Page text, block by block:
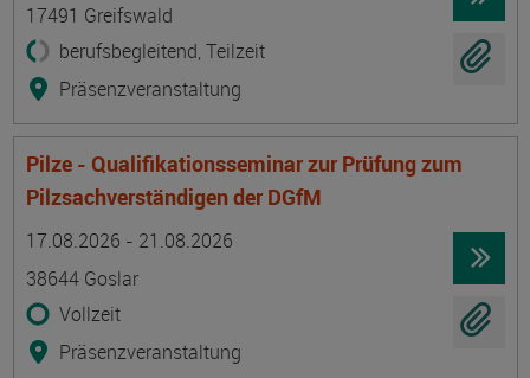
17491 Greifswald
berufsbegleitend, Teilzeit
Präsenzveranstaltung
Pilze - Qualifikationsseminar zur Prüfung zum
Pilzsachverständigen der DGfM
17.08.2026 - 21.08.2026
38644 Goslar
Vollzeit
Präsenzveranstaltung